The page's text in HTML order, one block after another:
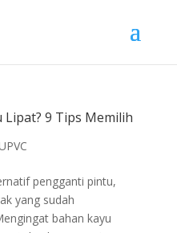
9 Tips Memilih
pengganti pintu,
yang sudah
bahan kayu